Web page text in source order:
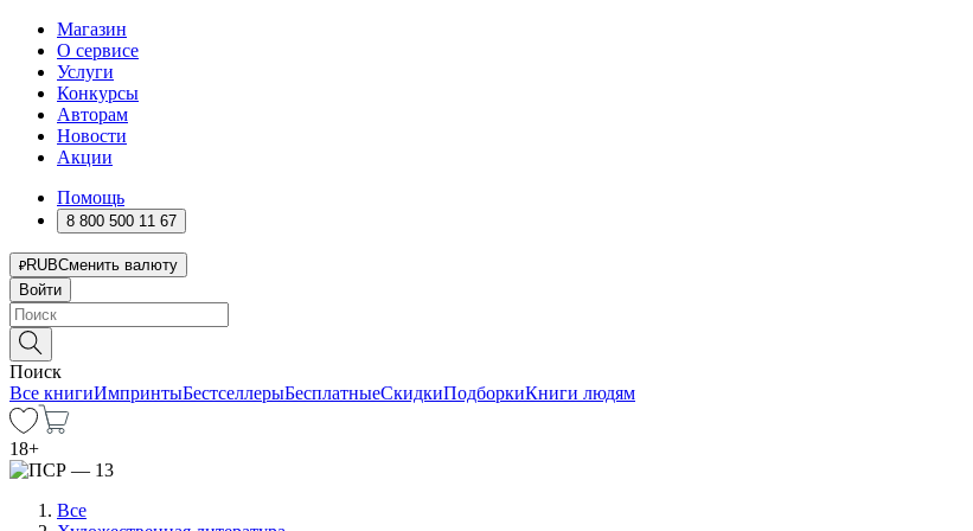
Магазин
О сервисе
Услуги
Конкурсы
Авторам
Новости
Акции
Помощь
8 800 500 11 67
RUBСменить валюту
Войти
Поиск
Все книгиИмпринтыБестселлерыБесплатныеСкидкиПодборкиКниги людям
18+
Все